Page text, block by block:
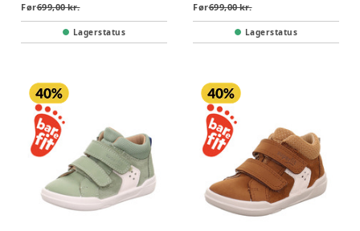
Før699,00 kr.
Lagerstatus
Før699,00 kr.
Lagerstatus